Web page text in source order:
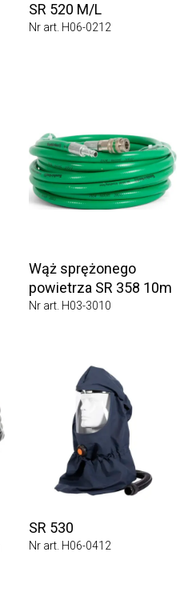
SR 520 M/L
Nr art. H06-0212
Wąż sprężonego
powietrza SR 358 10m
Nr art. H03-3010
SR 530
Nr art. H06-0412